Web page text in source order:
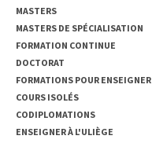
MASTERS
MASTERS DE SPÉCIALISATION
FORMATION CONTINUE
DOCTORAT
FORMATIONS POUR ENSEIGNER
COURS ISOLÉS
CODIPLOMATIONS
ENSEIGNER À L'ULIÈGE